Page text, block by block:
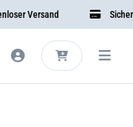
Versand Sichere